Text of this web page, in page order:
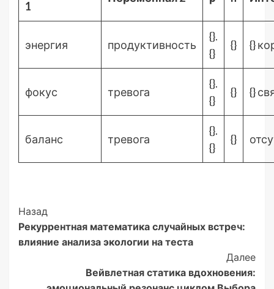
1
энергия продуктивность
{}.
{}
{} {}
фокус тревога
{}.
{}
{} {}
баланс тревога
{}.
{}
{}
Post
Navigation
Назад
Рекуррентная математика случайных встреч:
влияние анализа экологии на теста
Далее
Вейвлетная статика вдохновения: